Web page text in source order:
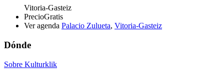
Vitoria-Gasteiz
PrecioGratis
Ver agenda Palacio Zulueta, Vitoria-Gasteiz
Dónde
Sobre Kulturklik